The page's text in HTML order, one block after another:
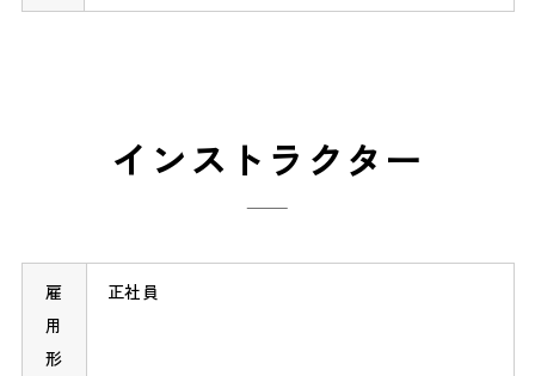
インストラクター
雇
用
形
正社員